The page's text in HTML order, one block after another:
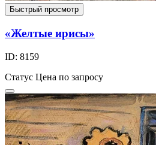
Быстрый просмотр
«Желтые ирисы»
ID: 8159
Статус Цена по запросу